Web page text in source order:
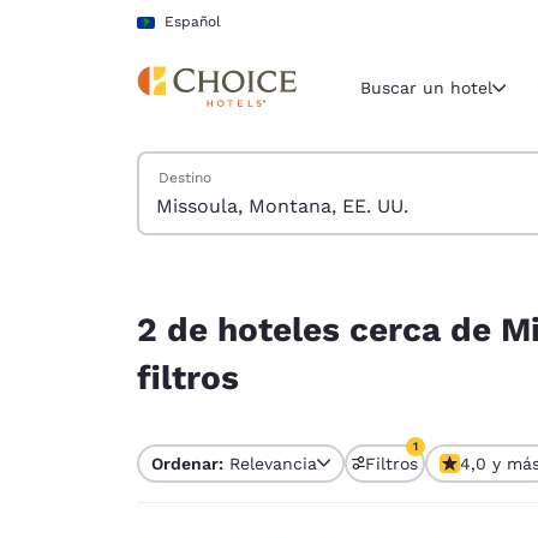
Pasar A Contenido Principal
Español
Región y
América
América
América
Português
Buscar un hotel
Buscar hoteles
Destino
2 de hoteles cerca de
filtros
Ordenar: Relevancia Filtros
1
1 filtro
4,0 y